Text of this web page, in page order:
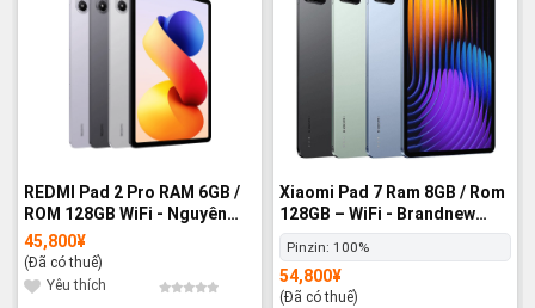
REDMI Pad 2 Pro RAM 6GB /
ROM 128GB WiFi - Nguyên
hộp
45,800¥
(Đã có thuế)
Yêu thích
Xiaomi Pad 7 Ram 8GB / Rom
128GB – WiFi - Brandnew
100%
Pinzin: 100%
54,800¥
(Đã có thuế)